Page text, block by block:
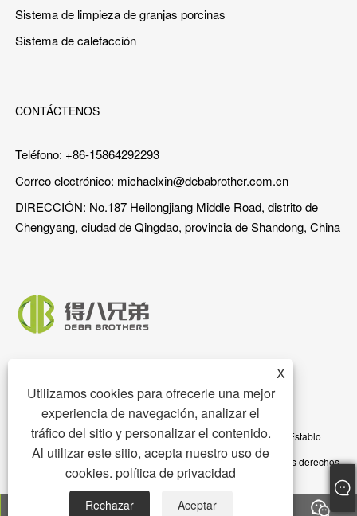
Sistema de limpieza de granjas porcinas
Sistema de calefacción
CONTÁCTENOS
Teléfono: +86-15864292293
Correo electrónico: michaelxin@debabrother.com.cn
DIRECCIÓN: No.187 Heilongjiang Middle Road, distrito de
Chengyang, ciudad de Qingdao, provincia de Shandong, China
Copyright © 2023 Qingdao DEBA Brother Machinery Co., Ltd. - Establo
para cerdos, piso para cerdos, comedero para cerdos - Todos los derechos
X
Utilizamos cookies para ofrecerle una mejor
experiencia de navegación, analizar el
tráfico del sitio y personalizar el contenido.
Al utilizar este sitio, acepta nuestro uso de
cookies.política de privacidad
Rechazar Aceptar